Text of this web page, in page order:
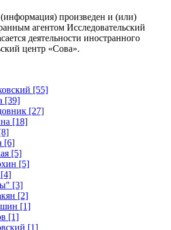
произведен и (или)
агентом Исследовательский
деятельности иностранного
центр «Сова».
[55]
[39]
[27]
[18]
[6]
[5]
[5]
[3]
[2]
[1]
[1]
[1]